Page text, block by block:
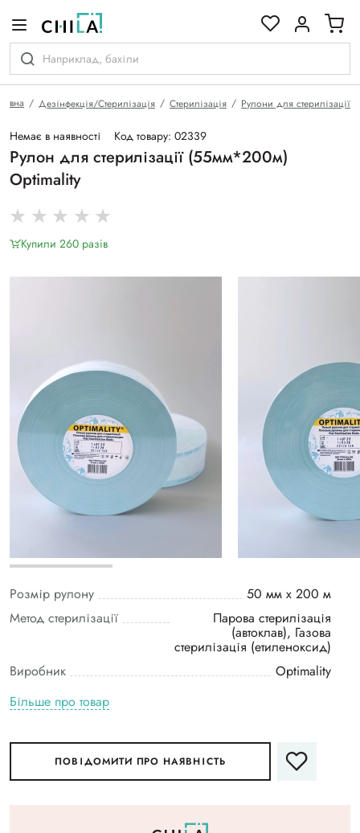
Дезінфекція/Стерилізація Стерилізація Рулони для стерилізації
Немає в наявності Код товару: 02339
Рулон для стерилізації (55мм*200м)
Optimality
Купили 260 разiв
Розмір рулону
50 мм х 200 м
Метод стерилізації
Парова стерилізація
(автоклав), Газова
стерилізація (етиленоксид)
Виробник
Optimality
Більше про товар
ПОВІДОМИТИ ПРО НАЯВНІСТЬ
гамі